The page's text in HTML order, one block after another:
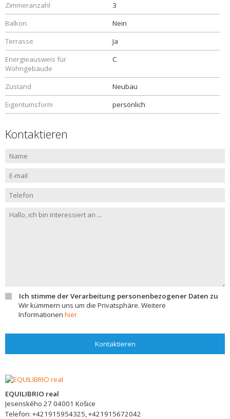
Zimmeranzahl
3
Balkon
Nein
Terrasse
Ja
Energieausweis für
Wohngebäude
C
Zustand
Neubau
Eigentumsform
persönlich
Kontaktieren
Ich stimme der Verarbeitung personenbezogener Daten zu
Wir kümmern uns um die Privatsphäre. Weitere
Informationen hier
Kontaktieren
EQUILIBRIO real
Jesenského 27 04001 Košice
Telefon: +421915954325, +421915672042